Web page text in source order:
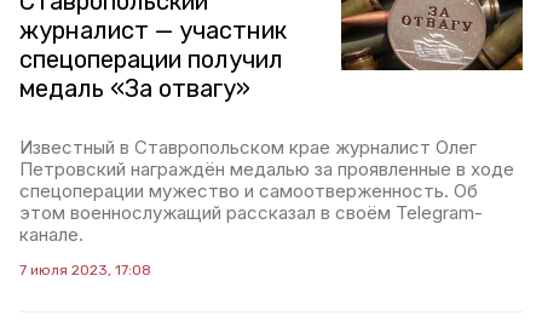
журналист — участник
спецоперации получил
медаль «За отвагу»
Известный в Ставропольском крае журналист Олег
Петровский награждён медалью за проявленные в ходе
спецоперации мужество и самоотверженность. Об
этом военнослужащий рассказал в своём Telegram-
канале.
7 июля 2023, 17:08